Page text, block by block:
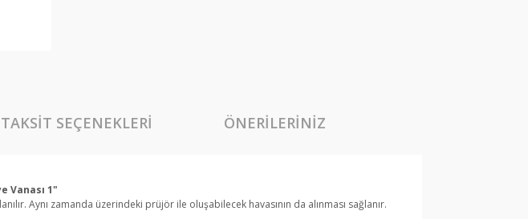
TAKSIT SEÇENEKLERI ÖNERILERINIZ
Vanası 1"
Aynı zamanda üzerindeki prüjör ile oluşabilecek havasının da alınması sağlanır.